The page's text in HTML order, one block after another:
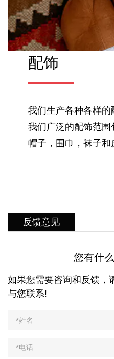
配饰
我们生产各种各样的
我们广泛的配饰范围
帽子，围巾，袜子和
反馈意见
您有什
如果您需要咨询和反馈，
与您联系!